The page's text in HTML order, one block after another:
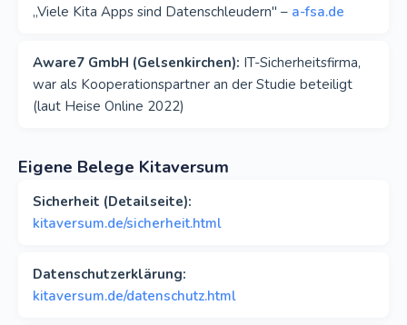
„Viele Kita Apps sind Datenschleudern" – a-fsa.de
Aware7 GmbH (Gelsenkirchen): IT-Sicherheitsfirma,
war als Kooperationspartner an der Studie beteiligt
(laut Heise Online 2022)
Eigene Belege Kitaversum
Sicherheit (Detailseite):
kitaversum.de/sicherheit.html
Datenschutzerklärung:
kitaversum.de/datenschutz.html